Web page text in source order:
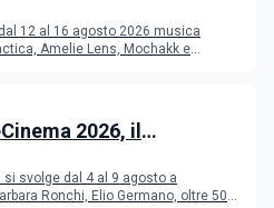
12 al 16 agosto 2026 musica
Amelie Lens, Mochakk e
2026, il
si svolge dal 4 al 9 agosto a
Ronchi, Elio Germano, oltre 50